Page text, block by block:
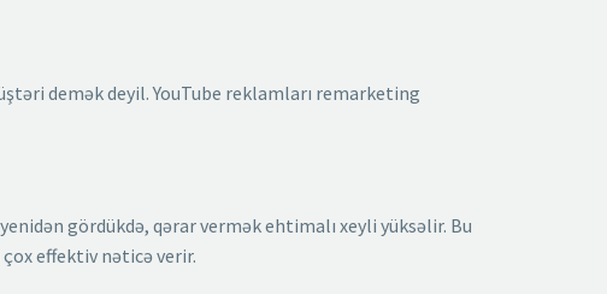
demək deyil. YouTube reklamları remarketing
gördükdə, qərar vermək ehtimalı xeyli yüksəlir. Bu
effektiv nəticə verir.